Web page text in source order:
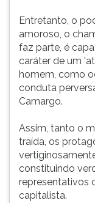
Entretanto, o
amoroso, o
faz parte, é
caráter de um
homem, como
conduta
Camargo.
Assim, tanto o
traída, os
constituindo
representativos
capitalista.